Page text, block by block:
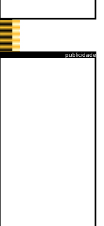
publicidade